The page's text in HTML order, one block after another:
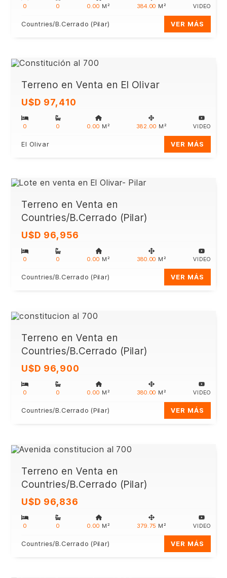
0 0 0.00 M² 384.00 M² VIDEO
Countries/B.Cerrado (Pilar) VER MÁS
Terreno en Venta en El Olivar
U$D 97,410
0 0 0.00 M² 382.00 M² VIDEO
El Olivar VER MÁS
Terreno en Venta en
Countries/B.Cerrado (Pilar)
U$D 96,956
0 0 0.00 M² 380.00 M² VIDEO
Countries/B.Cerrado (Pilar) VER MÁS
Terreno en Venta en
Countries/B.Cerrado (Pilar)
U$D 96,900
0 0 0.00 M² 380.00 M² VIDEO
Countries/B.Cerrado (Pilar) VER MÁS
Terreno en Venta en
Countries/B.Cerrado (Pilar)
U$D 96,836
0 0 0.00 M² 379.75 M² VIDEO
Countries/B.Cerrado (Pilar) VER MÁS